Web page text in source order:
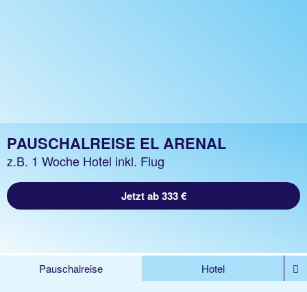
PAUSCHALREISE EL ARENAL
z.B. 1 Woche Hotel inkl. Flug
Jetzt ab 333 €
Pauschalreise
Hotel